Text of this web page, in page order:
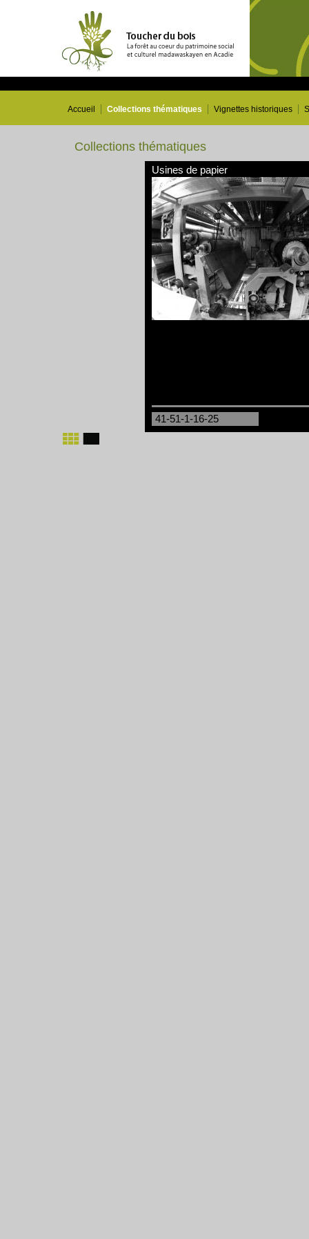
Accueil Collections thématiques Vignettes historiques
Collections thématiques
Usines de papier
41-51-1-16-25